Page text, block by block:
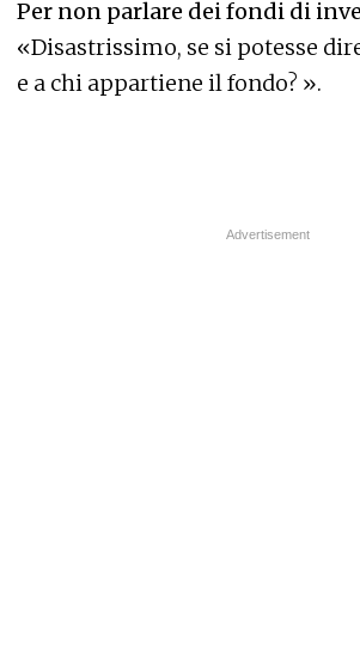
Per non parlare dei fondi di
«Disastrissimo, se si potesse
e a chi appartiene il fondo? ».